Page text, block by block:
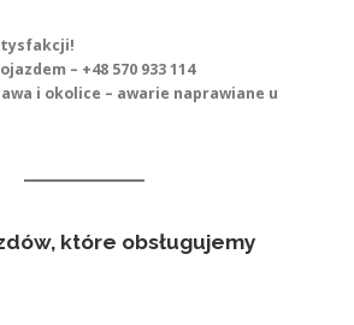
– +48 570 933 114
i okolice – awarie naprawiane u
które obsługujemy